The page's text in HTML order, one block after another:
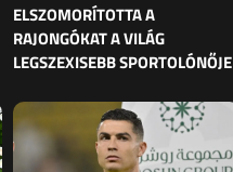
ELSZOMORÍTOTTA A
RAJONGÓKAT A VILÁG
LEGSZEXISEBB SPORTOLÓNŐJE